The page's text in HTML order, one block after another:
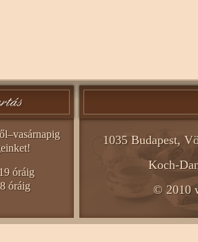
óráig
óráig
1035 Budapest,
Koch-
© 2010